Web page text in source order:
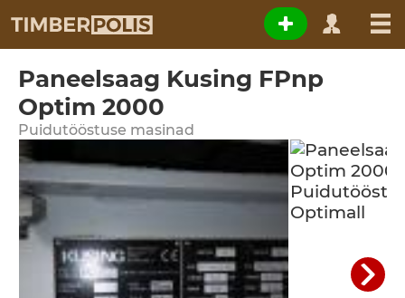
Paneelsaag Kusing FPnp
Optim 2000
Puidutööstuse masinad